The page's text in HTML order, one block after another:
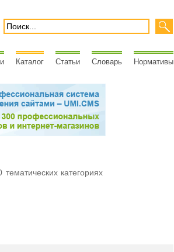
Каталог Статьи Словарь Нормативы
категориях